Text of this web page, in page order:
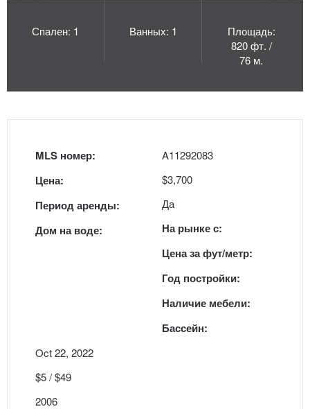
Спален: 1 Ванных: 1
Площадь:
820 фт. /
76 м.
MLS номер:
Цена:
Период аренды:
Дом на воде:
A11292083
$3,700
Да
На рынке с:
Цена за фут/метр:
Год постройки:
Наличие мебели:
Бассейн:
Oct 22, 2022
$5 / $49
2006